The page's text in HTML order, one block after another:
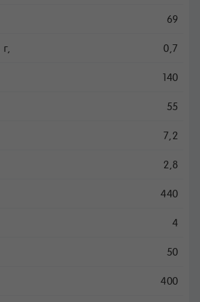
69
0,7
140
55
7,2
2,8
440
4
50
400